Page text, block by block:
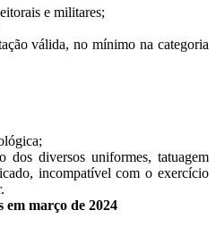
e militares;
válida, no mínimo na categoria
dos diversos uniformes, tatuagem
incompatível com o exercício
março de 2024